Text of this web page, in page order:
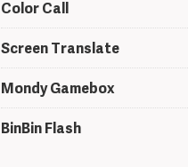
Color Call
Screen Translate
Mondy Gamebox
BinBin Flash